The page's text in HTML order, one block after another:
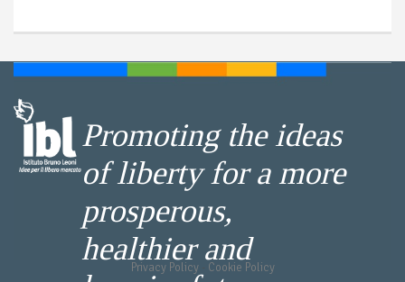
Promoting the ideas
of liberty for a more
prosperous,
healthier and
Privacy Policy- Cookie Policy